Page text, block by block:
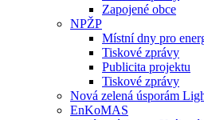
Zapojené obce
NPŽP
Místní dny pro
Tiskové zprávy
Publicita projektu
Tiskové zprávy
Nová zelená úsporám
EnKoMAS